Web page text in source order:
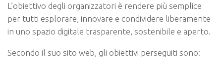
L’obiettivo degli organizzatori è rendere più semplice
per tutti esplorare, innovare e condividere liberamente
in uno spazio digitale trasparente, sostenibile e aperto.
Secondo il suo sito web, gli obiettivi perseguiti sono: